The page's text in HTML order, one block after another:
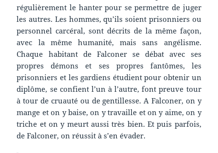
régulièrement le hanter pour se permettre de juger
les autres. Les hommes, qu’ils soient prisonniers ou
personnel carcéral, sont décrits de la même façon,
avec la même humanité, mais sans angélisme.
Chaque habitant de Falconer se débat avec ses
propres démons et ses propres fantômes, les
prisonniers et les gardiens étudient pour obtenir un
diplôme, se confient l’un à l’autre, font preuve tour
à tour de cruauté ou de gentillesse. A Falconer, on y
mange et on y baise, on y travaille et on y aime, on y
triche et on y meurt aussi très bien. Et puis parfois,
de Falconer, on réussit à s’en évader.